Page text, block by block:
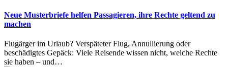
Neue Musterbriefe helfen Passagieren, ihre Rechte geltend zu
machen
Flugärger im Urlaub? Verspäteter Flug, Annullierung oder
beschädigtes Gepäck: Viele Reisende wissen nicht, welche Rechte
sie haben – und…